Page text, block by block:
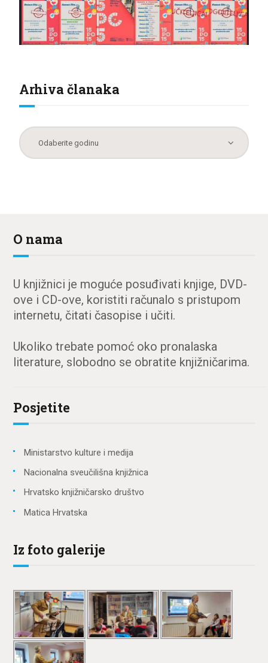
Arhiva članaka
O nama
U knjižnici je moguće posuđivati knjige, DVD-
ove i CD-ove, koristiti računalo s pristupom
internetu, čitati časopise i učiti.
Ukoliko trebate pomoć oko pronalaska
literature, slobodno se obratite knjižničarima.
Posjetite
Ministarstvo kulture i medija
Nacionalna sveučilišna knjižnica
Hrvatsko knjižničarsko društvo
Matica Hrvatska
Iz foto galerije